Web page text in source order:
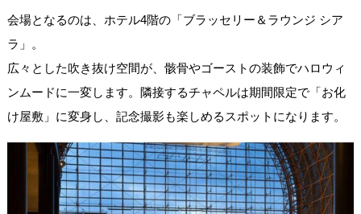
会場となるのは、ホテル4階の「ブラッセリー＆ラウンジ シア
ラ」。
広々とした吹き抜け空間が、骸骨やゴーストの装飾でハロウィ
ンムードに一変します。隣接するチャペルは期間限定で「お化
け屋敷」に変身し、記念撮影も楽しめるスポットになります。